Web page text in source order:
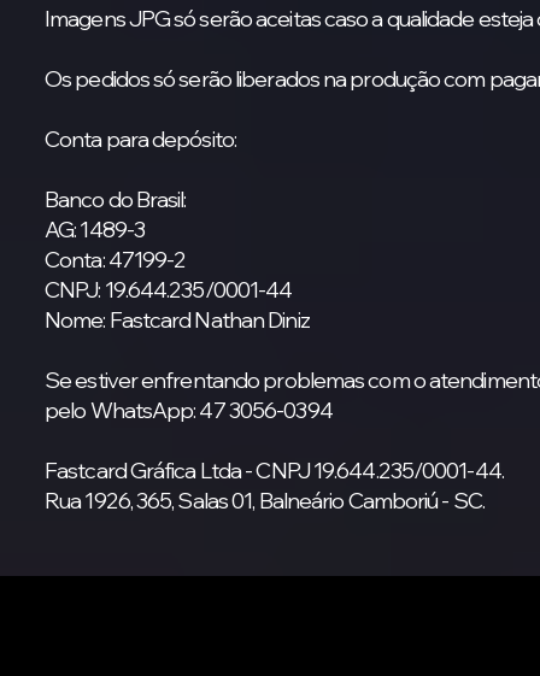
Imagens JPG só serão aceitas caso a qualidade
Os pedidos só serão liberados na produção com
Conta para depósito:
Banco do Brasil:
AG: 1489-3
Conta: 47199-2
CNPJ: 19.644.235/0001-44
Nome: Fastcard Nathan Diniz
Se estiver enfrentando problemas com o
pelo WhatsApp: 47 3056-0394
Fastcard Gráfica Ltda - CNPJ 19.644.235/0001-44.
Rua 1926, 365, Salas 01, Balneário Camboriú - SC.